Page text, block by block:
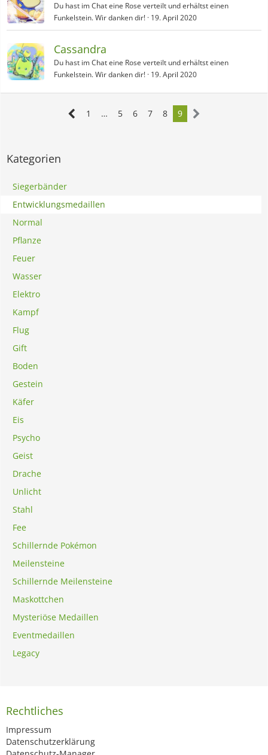
Du hast im Chat eine Rose verteilt und erhältst einen
Funkelstein. Wir danken dir! 19. April 2020
Cassandra
Du hast im Chat eine Rose verteilt und erhältst einen
Funkelstein. Wir danken dir! 19. April 2020
1 … 5 6 7 8 9
Kategorien
Siegerbänder
Entwicklungsmedaillen
Normal
Pflanze
Feuer
Wasser
Elektro
Kampf
Flug
Gift
Boden
Gestein
Käfer
Eis
Psycho
Geist
Drache
Unlicht
Stahl
Fee
Schillernde Pokémon
Meilensteine
Schillernde Meilensteine
Maskottchen
Mysteriöse Medaillen
Eventmedaillen
Legacy
Rechtliches
Impressum
Datenschutzerklärung